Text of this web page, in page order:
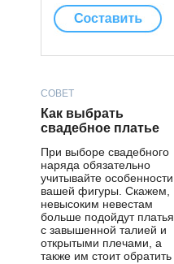
СОВЕТ
Как выбрать
свадебное платье
При выборе свадебного
наряда обязательно
учитывайте особенности
вашей фигуры. Скажем,
невысоким невестам
больше подойдут платья
с завышенной талией и
открытыми плечами, а
также им стоит обратить